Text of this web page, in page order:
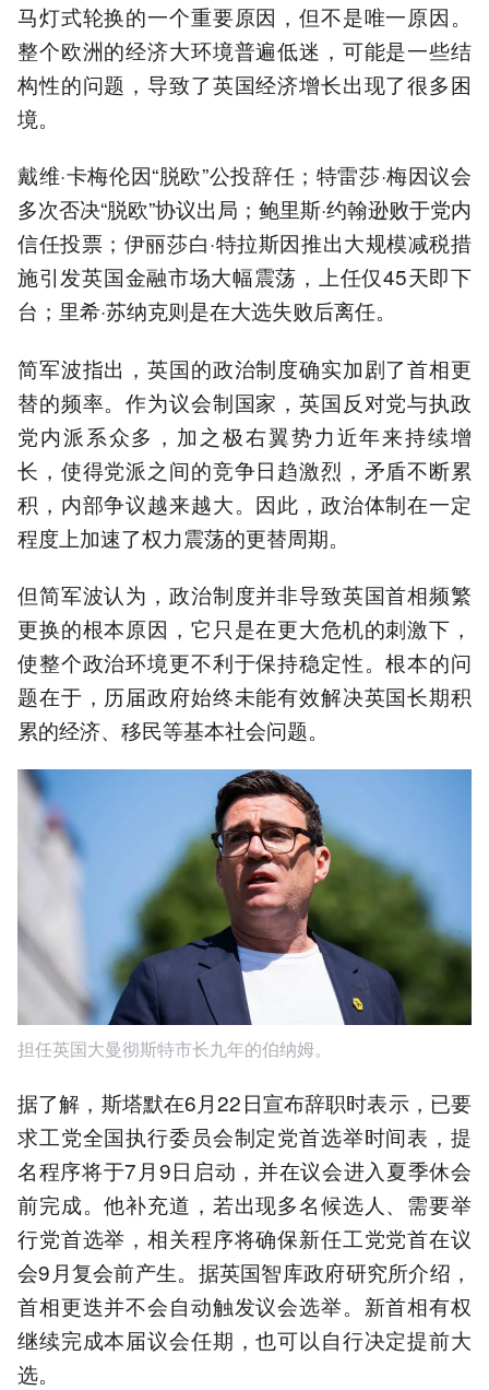
马灯式轮换的一个重要原因，但不是唯一原因。
整个欧洲的经济大环境普遍低迷，可能是一些结
构性的问题，导致了英国经济增长出现了很多困
境。
戴维·卡梅伦因“脱欧”公投辞任；特雷莎·梅因议会
多次否决“脱欧”协议出局；鲍里斯·约翰逊败于党内
信任投票；伊丽莎白·特拉斯因推出大规模减税措
施引发英国金融市场大幅震荡，上任仅45天即下
台；里希·苏纳克则是在大选失败后离任。
简军波指出，英国的政治制度确实加剧了首相更
替的频率。作为议会制国家，英国反对党与执政
党内派系众多，加之极右翼势力近年来持续增
长，使得党派之间的竞争日趋激烈，矛盾不断累
积，内部争议越来越大。因此，政治体制在一定
程度上加速了权力震荡的更替周期。
但简军波认为，政治制度并非导致英国首相频繁
更换的根本原因，它只是在更大危机的刺激下，
使整个政治环境更不利于保持稳定性。根本的问
题在于，历届政府始终未能有效解决英国长期积
累的经济、移民等基本社会问题。
担任英国大曼彻斯特市长九年的伯纳姆。
据了解，斯塔默在6月22日宣布辞职时表示，已要
求工党全国执行委员会制定党首选举时间表，提
名程序将于7月9日启动，并在议会进入夏季休会
前完成。他补充道，若出现多名候选人、需要举
行党首选举，相关程序将确保新任工党党首在议
会9月复会前产生。据英国智库政府研究所介绍，
首相更迭并不会自动触发议会选举。新首相有权
继续完成本届议会任期，也可以自行决定提前大
选。